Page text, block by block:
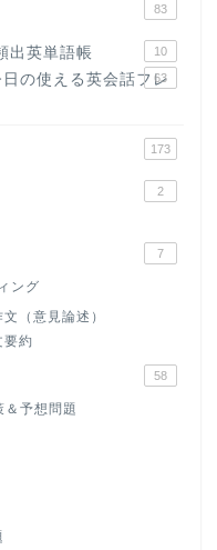
83
出英単語帳 10
の使える英会話フレ
63
173
2
7
ング
（意見論述）
約
58
予想問題